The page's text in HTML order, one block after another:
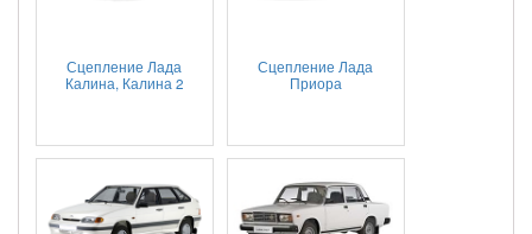
Сцепление Лада
Калина, Калина 2
Сцепление Лада
Приора